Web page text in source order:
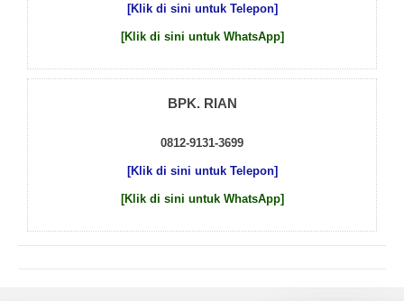
[Klik di sini untuk Telepon]
[Klik di sini untuk WhatsApp]
BPK. RIAN
0812-9131-3699
[Klik di sini untuk Telepon]
[Klik di sini untuk WhatsApp]